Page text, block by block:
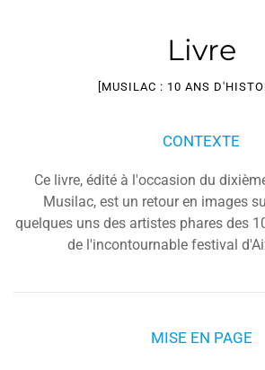
Livre
[MUSILAC : 10 ANS
CONTEXTE
Ce livre, édité à l'occasion du
Musilac, est un retour en images
quelques uns des artistes phares des
de l'incontournable festival
MISE EN PAGE